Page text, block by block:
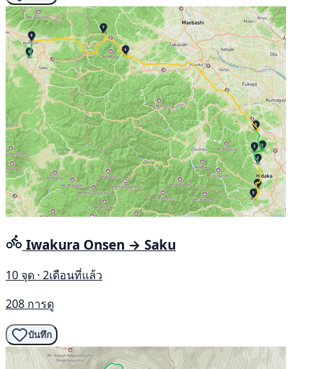
Iwakura Onsen → Saku
10 จุด · 2เดือนที่แล้ว
208 การดู
บันทึก